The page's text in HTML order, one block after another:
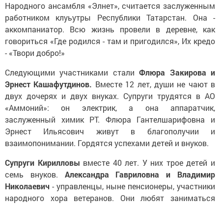
Народного ансамбля «Элнет», считается заслуженным
работником клуьутры Республики Татарстан. Она -
аккомпаниатор. Всю жизнь провели в деревне, как
говориться «Где родился - там и пригодился», Их кредо
- «Твори добро!»
Следующими участниками сталиФлюра Закирова и
Эрнест Кашафутдинов. Вместе 12 лет, души не чают в
двух дочерях и двух внуках. Супруги трудятся в АО
«Аммоний»: он электрик, а она аппаратчик,
заслуженный химик РТ. Флюра Гантелшарифовна и
Эрнест Ильясович живут в благополучии и
взаимопонимании. Гордятся успехами детей и внуков.
Супруги Кирилловы вместе 40 лет. У них трое детей и
семь внуков. Александра Гавриловна и Владимир
Николаевич - управленцы, ныне пенсионеры, участники
народного хора ветеранов. Они любят заниматься